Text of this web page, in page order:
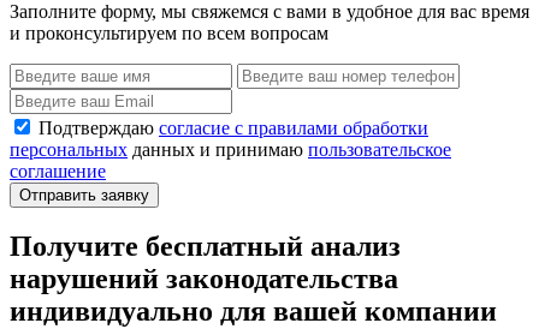
Заполните форму, мы свяжемся с вами в удобное для вас время
и проконсультируем по всем вопросам
Подтверждаю согласие с правилами обработки
персональных данных и принимаю пользовательское
соглашение
Отправить заявку
Получите бесплатный анализ
нарушений законодательства
индивидуально для вашей компании